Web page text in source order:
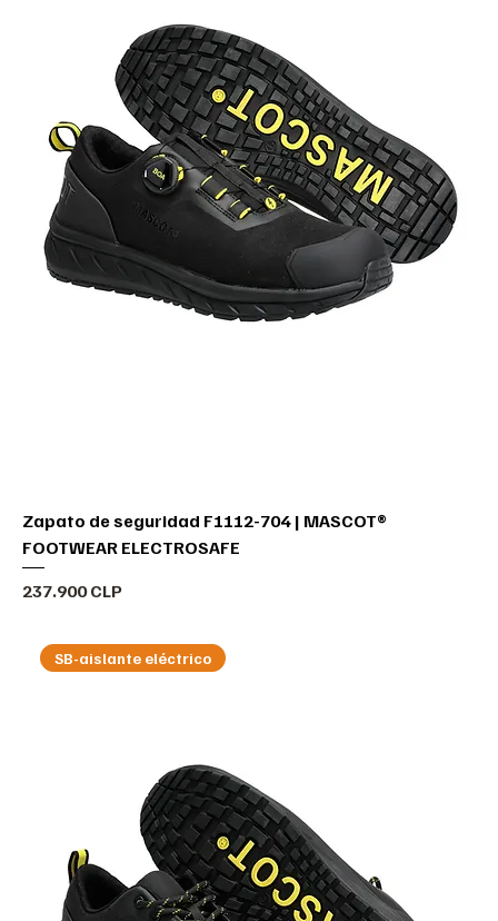
Zapato de seguridad F1112-704 | MASCOT®
FOOTWEAR ELECTROSAFE
Precio
237.900 CLP
SB-aislante eléctrico